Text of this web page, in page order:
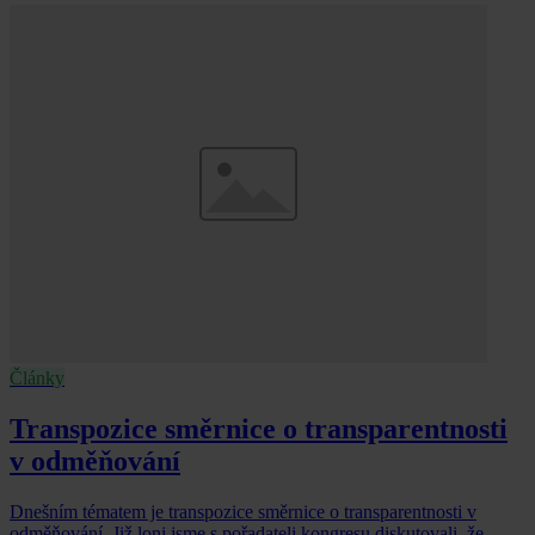
Články
Transpozice směrnice o transparentnosti
v odměňování
Dnešním tématem je transpozice směrnice o transparentnosti v